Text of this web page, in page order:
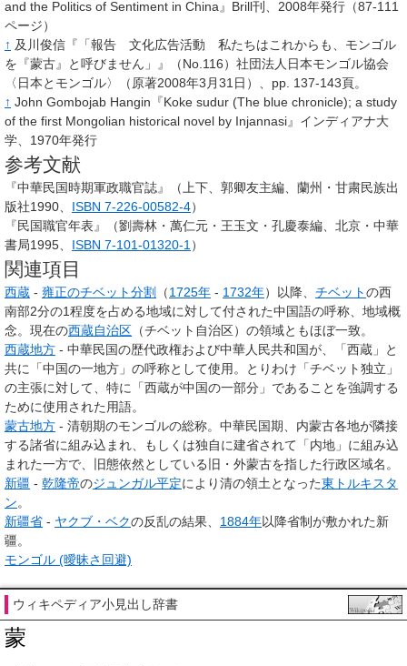
and the Politics of Sentiment in China』Brill刊、2008年発行（87-111
ページ）
↑ 及川俊信『「報告 文化広告活動 私たちはこれからも、モンゴル
を『蒙古』と呼びません」』（No.116）社団法人日本モンゴル協会
〈日本とモンゴル〉（原著2008年3月31日）、pp. 137-143頁。
↑ John Gombojab Hangin『Koke sudur (The blue chronicle); a study
of the first Mongolian historical novel by Injannasi』インディアナ大
学、1970年発行
参考文献
『中華民国時期軍政職官誌』（上下、郭卿友主編、蘭州・甘粛民族出
版社1990、 ISBN 7-226-00582-4）
『民国職官年表』（劉壽林・萬仁元・王玉文・孔慶泰編、北京・中華
書局1995、 ISBN 7-101-01320-1）
関連項目
西蔵 - 雍正のチベット分割 （1725年 - 1732年）以降、 チベットの西
南部2分の1程度を占める地域に対して付された中国語の呼称、地域概
念。現在の西蔵自治区 （チベット自治区）の領域ともほぼ一致。
西蔵地方 - 中華民国の歴代政権および中華人民共和国が、「西蔵」と
共に「中国の一地方」の呼称として使用。とりわけ「チベット独立」
の主張に対して、特に「西蔵が中国の一部分」であることを強調する
ために使用された用語。
蒙古地方 - 清朝期のモンゴルの総称。中華民国期、内蒙古各地が隣接
する諸省に組み込まれ、もしくは独自に建省されて「内地」に組み込
まれた一方で、旧態依然としている旧・外蒙古を指した行政区域名。
新疆 - 乾隆帝のジュンガル平定により清の領土となった東トルキスタ
ン。
新疆省 - ヤクブ・ベクの反乱の結果、 1884年以降省制が敷かれた新
疆。
モンゴル (曖昧さ回避)
ウィキペディア小見出し辞書
蒙